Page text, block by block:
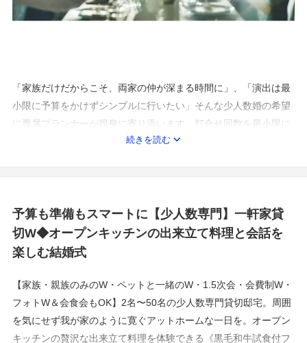
「家族だけだからこそ、両家の仲が深まる時間に」、「演出は最
小限に予算をかけずシンプルに行いたい」そんな少人数婚の希望
に専属プランナーが親身に寄り添います。打合せ回数を最小限に
抑え、オンライン相談も可能。おふたりらしいアットホームな結
続きを読む
予算も準備もスマートに【少人数専門】一軒家貸
切W◆オープンキッチンの出来立て料理と会話を
楽しむ結婚式
【家族・親族のみのW・ペットと一緒のW・1.5次会・会費制W・
フォトW＆会食会もOK】2名〜50名の少人数専門貸切邸宅。周囲
を気にせず我が家のように寛ぐアットホームな一日を。オープン
キッチンの贅沢な出来立て料理を体験できる《黒毛和牛試食付フ